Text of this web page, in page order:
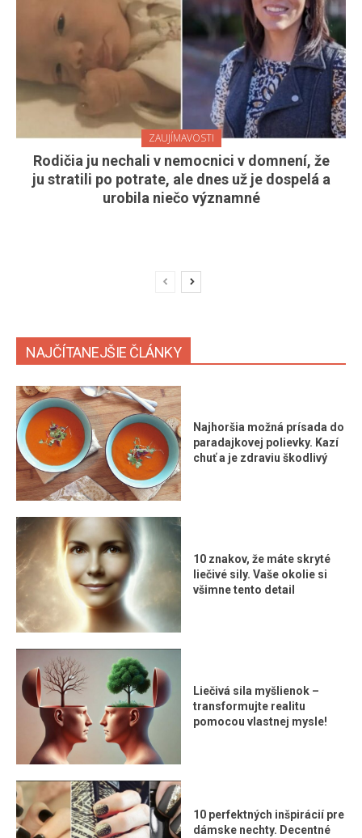
ZAUJÍMAVOSTI
Rodičia ju nechali v nemocnici v domnení, že
ju stratili po potrate, ale dnes už je dospelá a
urobila niečo významné
NAJČÍTANEJŠIE ČLÁNKY
Najhoršia možná prísada do
paradajkovej polievky. Kazí
chuť a je zdraviu škodlivý
10 znakov, že máte skryté
liečivé sily. Vaše okolie si
všimne tento detail
Liečivá sila myšlienok –
transformujte realitu
pomocou vlastnej mysle!
10 perfektných inšpirácií pre
dámske nechty. Decentné